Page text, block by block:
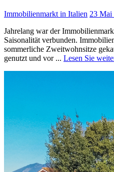
Immobilienmarkt in Italien 23 Mai
Jahrelang war der
Saisonalität verbunden.
sommerliche Zweitwohnsitze
genutzt und vor ... Lesen Sie